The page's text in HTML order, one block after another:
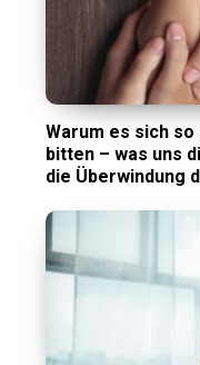
Warum es sich
bitten – was uns
die Überwindung